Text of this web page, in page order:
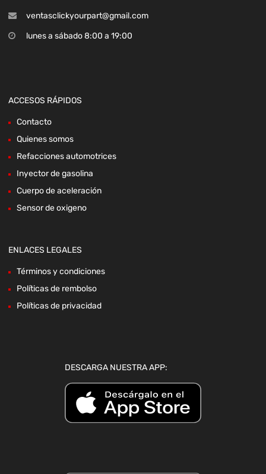
ventasclickyourpart@gmail.com
lunes a sábado 8:00 a 19:00
ACCESOS RÁPIDOS
Contacto
Quienes somos
Refacciones automotrices
Inyector de gasolina
Cuerpo de aceleración
Sensor de oxigeno
ENLACES LEGALES
Términos y condiciones
Políticas de rembolso
Políticas de privacidad
DESCARGA NUESTRA APP: